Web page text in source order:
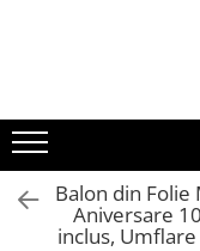
Casa si Bricolaj
Accesorii Birou si
Articole pentru
Articole pentru baie
Balon din Folie
Aniversare
inclus,